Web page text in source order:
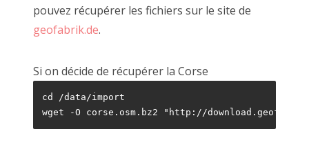
pouvez récupérer les fichiers sur le site de
geofabrik.de.
Si on décide de récupérer la Corse
cd /data/import
wget -O corse.osm.bz2 "http://